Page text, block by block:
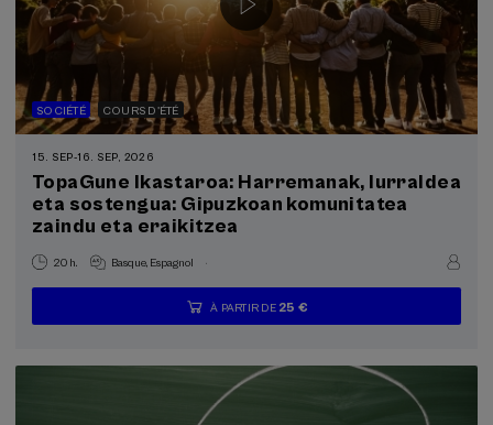
SOCIÉTÉ COURS D'ÉTÉ
15. SEP-16. SEP, 2026
TopaGune Ikastaroa: Harremanak, lurraldea
eta sostengua: Gipuzkoan komunitatea
zaindu eta eraikitzea
20 h. Basque Espagnol .
...
À PARTIR DE 25 €
Dernières
places
Gratuit
Date
passée
Liste
d'attente
Période
d'inscription